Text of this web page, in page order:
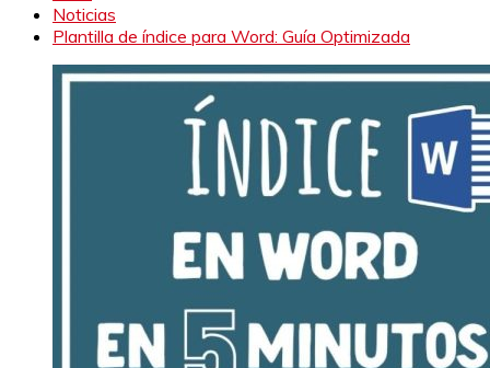
Noticias
Plantilla de índice para Word: Guía Optimizada